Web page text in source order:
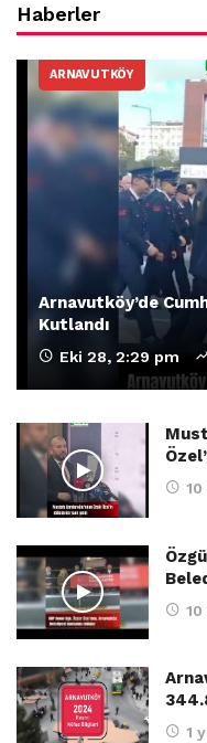
Haberler
ARNAVUTKÖY
Arnavutköy’de
Kutlandı
Eki 28, 2:29 pm
1